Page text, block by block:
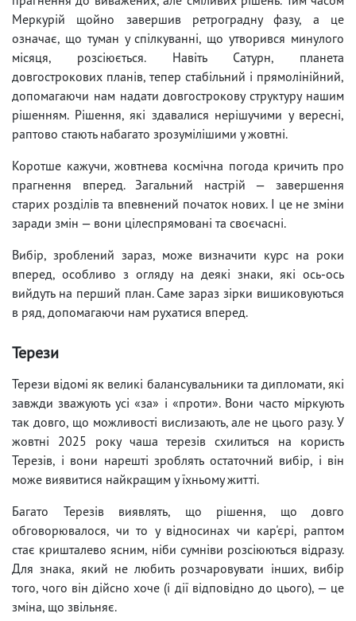
Меркурій щойно завершив ретроградну фазу, а це
означає, що туман у спілкуванні, що утворився минулого
місяця, розсіюється. Навіть Сатурн, планета
довгострокових планів, тепер стабільний і прямолінійний,
допомагаючи нам надати довгострокову структуру нашим
рішенням. Рішення, які здавалися нерішучими у вересні,
раптово стають набагато зрозумілішими у жовтні.
Коротше кажучи, жовтнева космічна погода кричить про
прагнення вперед. Загальний настрій — завершення
старих розділів та впевнений початок нових. І це не зміни
заради змін — вони цілеспрямовані та своєчасні.
Вибір, зроблений зараз, може визначити курс на роки
вперед, особливо з огляду на деякі знаки, які ось-ось
вийдуть на перший план. Саме зараз зірки вишиковуються
в ряд, допомагаючи нам рухатися вперед.
Терези
Терези відомі як великі балансувальники та дипломати, які
завжди зважують усі «за» і «проти». Вони часто міркують
так довго, що можливості вислизають, але не цього разу. У
жовтні 2025 року чаша терезів схилиться на користь
Терезів, і вони нарешті зроблять остаточний вибір, і він
може виявитися найкращим у їхньому житті.
Багато Терезів виявлять, що рішення, що довго
обговорювалося, чи то у відносинах чи кар'єрі, раптом
стає кришталево ясним, ніби сумніви розсіюються відразу.
Для знака, який не любить розчаровувати інших, вибір
того, чого він дійсно хоче (і дії відповідно до цього), — це
зміна, що звільняє.